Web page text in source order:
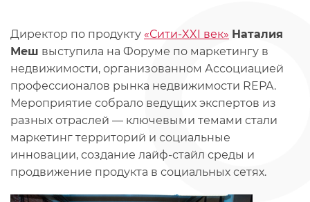
Директор по продукту «Сити-XXI век» Наталия
Меш выступила на Форуме по маркетингу в
недвижимости, организованном Ассоциацией
профессионалов рынка недвижимости REPA.
Мероприятие собрало ведущих экспертов из
разных отраслей — ключевыми темами стали
маркетинг территорий и социальные
инновации, создание лайф-стайл среды и
продвижение продукта в социальных сетях.